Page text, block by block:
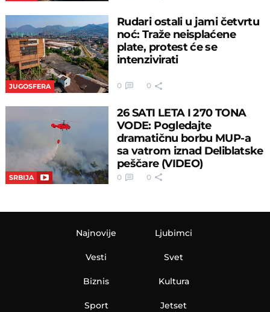
JUGOSFERA
Rudari ostali u jami četvrtu
noć: Traže neisplaćene
plate, protest će se
intenzivirati
0 0
SRBIJA
26 SATI LETA I 270 TONA
VODE: Pogledajte
dramatičnu borbu MUP-a
sa vatrom iznad Deliblatske
peščare (VIDEO)
0 0
Najnovije
Vesti
Biznis
Sport
Ljubimci
Svet
Kultura
Jetset